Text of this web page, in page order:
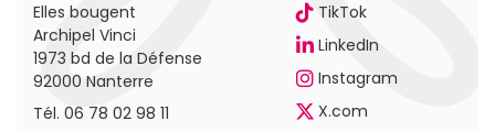
Elles bougent
Archipel Vinci
1973 bd de la Défense
92000 Nanterre
Tél. 06 78 02 98 11
TikTok
LinkedIn
Instagram
X.com